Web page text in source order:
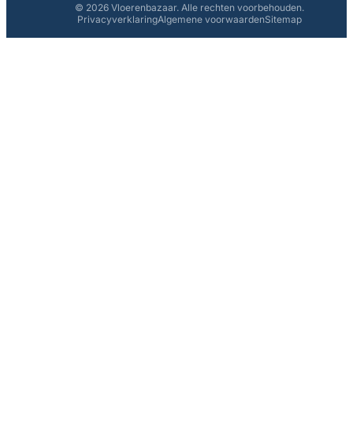
© 2026 Vloerenbazaar. Alle rechten voorbehouden.
PrivacyverklaringAlgemene voorwaardenSitemap